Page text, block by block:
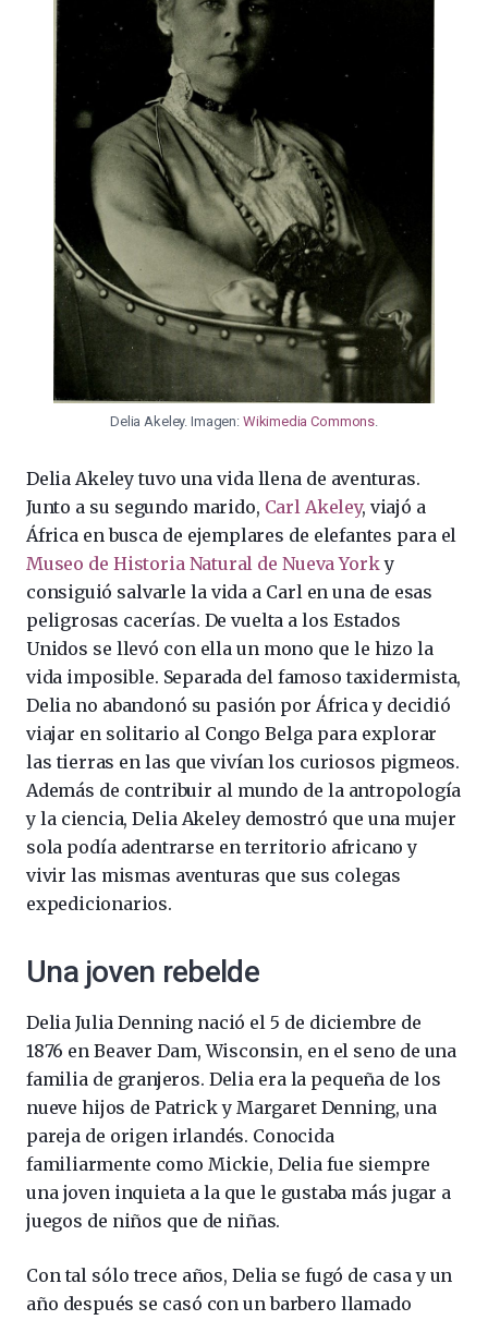
Delia Akeley. Imagen: Wikimedia Commons.
Delia Akeley tuvo una vida llena de aventuras.
Junto a su segundo marido, Carl Akeley, viajó a
África en busca de ejemplares de elefantes para el
Museo de Historia Natural de Nueva Yorky
consiguió salvarle la vida a Carl en una de esas
peligrosas cacerías. De vuelta a los Estados
Unidos se llevó con ella un mono que le hizo la
vida imposible. Separada del famoso taxidermista,
Delia no abandonó su pasión por África y decidió
viajar en solitario al Congo Belga para explorar
las tierras en las que vivían los curiosos pigmeos.
Además de contribuir al mundo de la antropología
y la ciencia, Delia Akeley demostró que una mujer
sola podía adentrarse en territorio africano y
vivir las mismas aventuras que sus colegas
expedicionarios.
Una joven rebelde
Delia Julia Denning nació el 5 de diciembre de
1876 en Beaver Dam, Wisconsin, en el seno de una
familia de granjeros. Delia era la pequeña de los
nueve hijos de Patrick y Margaret Denning, una
pareja de origen irlandés. Conocida
familiarmente como Mickie, Delia fue siempre
una joven inquieta a la que le gustaba más jugar a
juegos de niños que de niñas.
Con tal sólo trece años, Delia se fugó de casa y un
año después se casó con un barbero llamado